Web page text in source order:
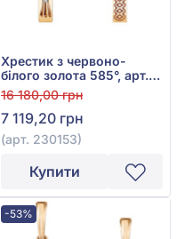
Хрестик з червоно-
білого золота 585°, арт.
230153
16 180,00 грн
7 119,20 грн
(арт. 230153)
Купити
-53%